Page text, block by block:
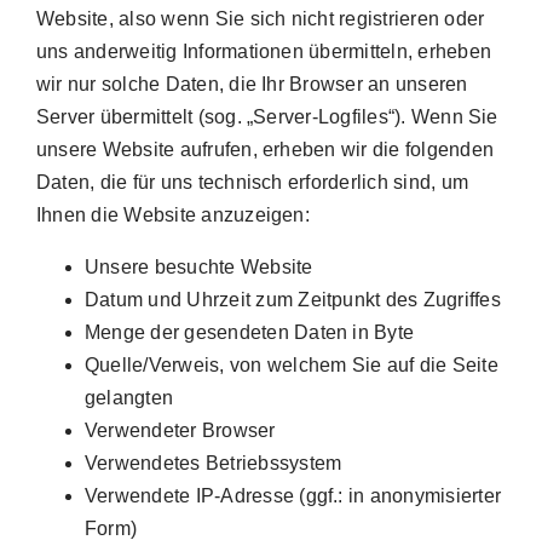
Website, also wenn Sie sich nicht registrieren oder
uns anderweitig Informationen übermitteln, erheben
wir nur solche Daten, die Ihr Browser an unseren
Server übermittelt (sog. „Server-Logfiles“). Wenn Sie
unsere Website aufrufen, erheben wir die folgenden
Daten, die für uns technisch erforderlich sind, um
Ihnen die Website anzuzeigen:
Unsere besuchte Website
Datum und Uhrzeit zum Zeitpunkt des Zugriffes
Menge der gesendeten Daten in Byte
Quelle/Verweis, von welchem Sie auf die Seite
gelangten
Verwendeter Browser
Verwendetes Betriebssystem
Verwendete IP-Adresse (ggf.: in anonymisierter
Form)